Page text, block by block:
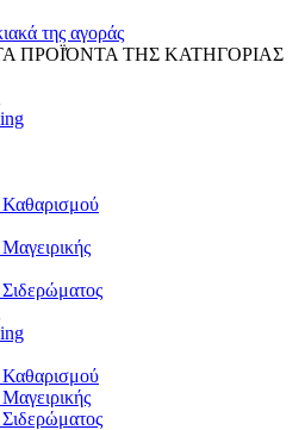
της αγοράς
ΠΡΟΪΌΝΤΑ ΤΗΣ ΚΑΤΗΓΟΡΙΑΣ